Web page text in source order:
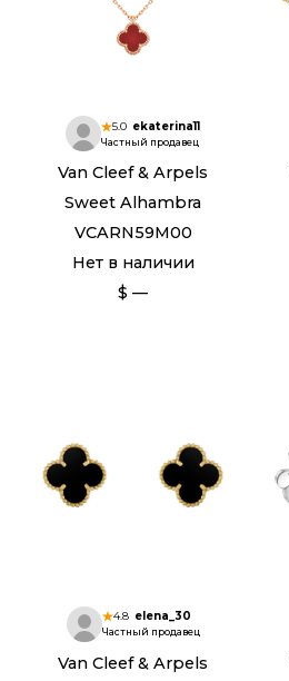
5.0 ekaterina11
Частный продавец
Van Cleef & Arpels
Sweet Alhambra
VCARN59M00
Нет в наличии
$ —
4.8 elena_30
Частный продавец
Van Cleef & Arpels